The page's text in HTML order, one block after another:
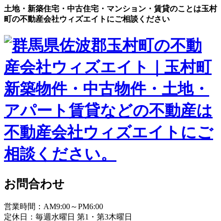
土地・新築住宅・中古住宅・マンション・賃貸のことは玉村
町の不動産会社ウィズエイトにご相談ください
お問合わせ
営業時間：AM9:00～PM6:00
定休日：毎週水曜日 第1・第3木曜日